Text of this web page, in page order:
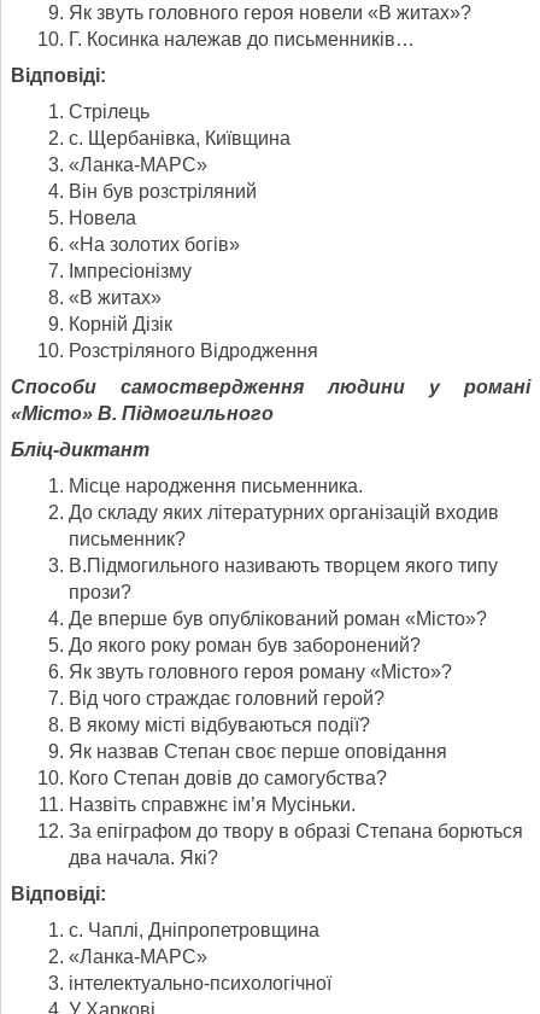
Як звуть головного героя новели «В житах»?
Г. Косинка належав до письменників…
Відповіді:
Стрілець
с. Щербанівка, Київщина
«Ланка-МАРС»
Він був розстріляний
Новела
«На золотих богів»
Імпресіонізму
«В житах»
Корній Дізік
Розстріляного Відродження
Способи самоствердження людини у романі
«Місто» В. Підмогильного
Бліц-диктант
Місце народження письменника.
До складу яких літературних організацій входив
письменник?
В.Підмогильного називають творцем якого типу
прози?
Де вперше був опублікований роман «Місто»?
До якого року роман був заборонений?
Як звуть головного героя роману «Місто»?
Від чого страждає головний герой?
В якому місті відбуваються події?
Як назвав Степан своє перше оповідання
Кого Степан довів до самогубства?
Назвіть справжнє ім’я Мусіньки.
За епіграфом до твору в образі Степана борються
два начала. Які?
Відповіді:
с. Чаплі, Дніпропетровщина
«Ланка-МАРС»
інтелектуально-психологічної
У Харкові